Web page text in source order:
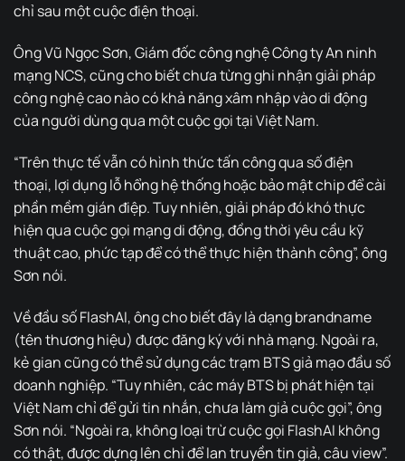
chỉ sau một cuộc điện thoại.
Ông Vũ Ngọc Sơn, Giám đốc công nghệ Công ty An ninh
mạng NCS, cũng cho biết chưa từng ghi nhận giải pháp
công nghệ cao nào có khả năng xâm nhập vào di động
của người dùng qua một cuộc gọi tại Việt Nam.
“Trên thực tế vẫn có hình thức tấn công qua số điện
thoại, lợi dụng lỗ hổng hệ thống hoặc bảo mật chip để cài
phần mềm gián điệp. Tuy nhiên, giải pháp đó khó thực
hiện qua cuộc gọi mạng di động, đồng thời yêu cầu kỹ
thuật cao, phức tạp để có thể thực hiện thành công”, ông
Sơn nói.
Về đầu số FlashAI, ông cho biết đây là dạng brandname
(tên thương hiệu) được đăng ký với nhà mạng. Ngoài ra,
kẻ gian cũng có thể sử dụng các trạm BTS giả mạo đầu số
doanh nghiệp. “Tuy nhiên, các máy BTS bị phát hiện tại
Việt Nam chỉ để gửi tin nhắn, chưa làm giả cuộc gọi”, ông
Sơn nói. “Ngoài ra, không loại trừ cuộc gọi FlashAI không
có thật, được dựng lên chỉ để lan truyền tin giả, câu view”.